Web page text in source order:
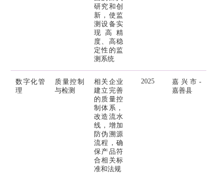
研究和创
新，使监
测设备实
现高精
度、高稳
定性的监
测系统
数字化管
理
质量控制
与检测
相关企业
建立完善
的质量控
制体系，
改造流水
线，增加
防伪溯源
流程，确
保产品符
合相关标
准和法规
2025
嘉兴市-
嘉善县